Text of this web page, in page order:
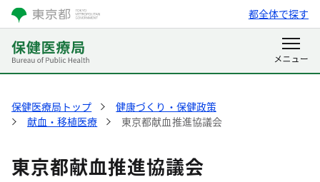
都全体で探す
保健医療局トップ
健康づくり・保健政策
献血・移植医療
東京都献血推進協議会
東京都献血推進協議会